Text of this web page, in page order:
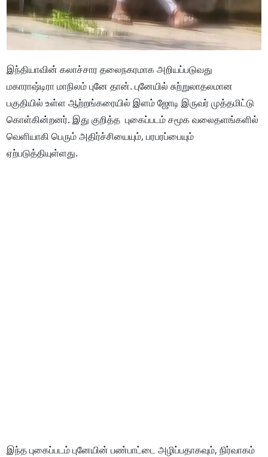
இந்தியாவின் கலாச்சார தலைநகரமாக அறியப்படுவது
மகாராஷ்டிரா மாநிலம் புனே தான். புனேயில் சுற்றுலாதலமான
பகுதியில் உள்ள ஆற்றங்கரையில் இளம் ஜோடி இருவர் முத்தமிட்டு
கொள்கின்றனர். இது குறித்த புகைப்படம் சமூக வலைதளங்களில்
வெளியாகி பெரும் அதிர்ச்சியையும், பரபரப்பையும்
ஏற்படுத்தியுள்ளது.
இந்த புகைப்படம் புனேயின் பண்பாட்டை அழிப்பதாகவும், நிர்வாகம்